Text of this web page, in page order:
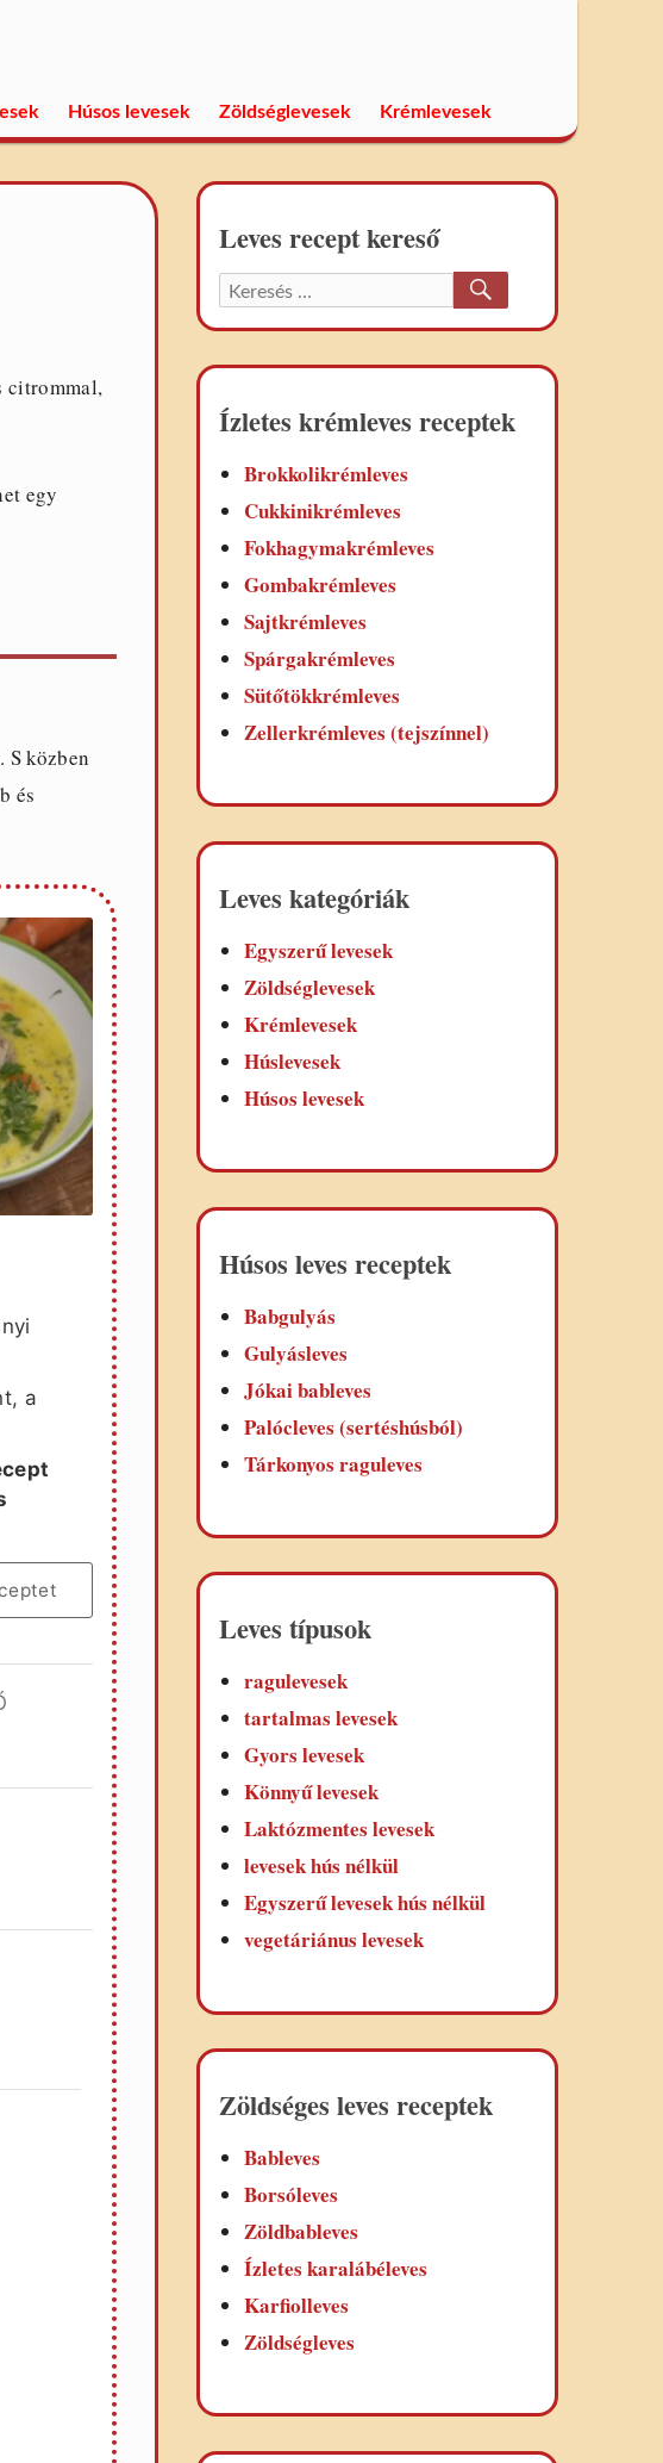
Húsos levesek Zöldséglevesek Krémlevesek
citrommal,
egy
S közben
és
a
Leves recept kereső
Keresett
recept:
Ízletes krémleves receptek
Brokkolikrémleves
Cukkinikrémleves
Fokhagymakrémleves
Gombakrémleves
Sajtkrémleves
Spárgakrémleves
Sütőtökkrémleves
Zellerkrémleves (tejszínnel)
Leves kategóriák
Egyszerű levesek
Zöldséglevesek
Krémlevesek
Húslevesek
Húsos levesek
Húsos leves receptek
Babgulyás
Gulyásleves
Jókai bableves
Palócleves (sertéshúsból)
Tárkonyos raguleves
Leves típusok
ragulevesek
tartalmas levesek
Gyors levesek
Könnyű levesek
Laktózmentes levesek
levesek hús nélkül
Egyszerű levesek hús nélkül
vegetáriánus levesek
Zöldséges leves receptek
Bableves
Borsóleves
Zöldbableves
Ízletes karalábéleves
Karfiolleves
Zöldségleves